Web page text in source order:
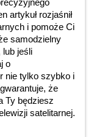
artykuł rozjaśnił
i pomoże Ci
samodzielny
lub jeśli
o
nie tylko szybko i
że
Ty będziesz
satelitarnej.